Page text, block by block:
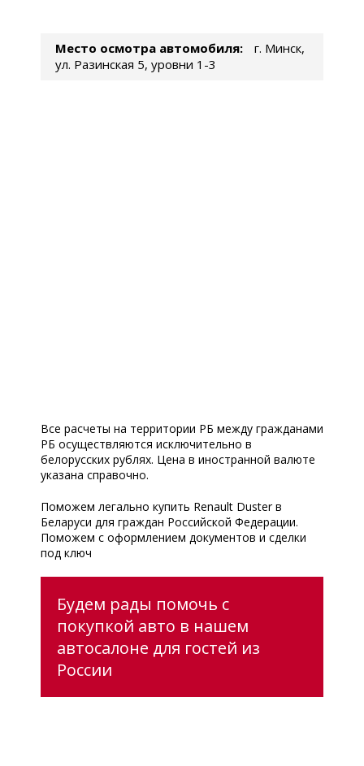
Место осмотра автомобиля:
г. Минск,
ул. Разинская 5, уровни 1-3
Все расчеты на территории РБ между гражданами
РБ осуществляются исключительно в
белорусских рублях. Цена в иностранной валюте
указана справочно.
Поможем легально купить Renault Duster в
Беларуси для граждан Российской Федерации.
Поможем с оформлением документов и сделки
под ключ
Будем рады помочь с
покупкой авто в нашем
автосалоне для гостей из
России